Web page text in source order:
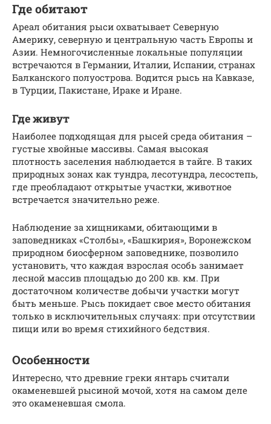
Где обитают
Ареал обитания рыси охватывает Северную
Америку, северную и центральную часть Европы и
Азии. Немногочисленные локальные популяции
встречаются в Германии, Италии, Испании, странах
Балканского полуострова. Водится рысь на Кавказе,
в Турции, Пакистане, Ираке и Иране.
Где живут
Наиболее подходящая для рысей среда обитания –
густые хвойные массивы. Самая высокая
плотность заселения наблюдается в тайге. В таких
природных зонах как тундра, лесотундра, лесостепь,
где преобладают открытые участки, животное
встречается значительно реже.
Наблюдение за хищниками, обитающими в
заповедниках «Столбы», «Башкирия», Воронежском
природном биосферном заповеднике, позволило
установить, что каждая взрослая особь занимает
лесной массив площадью до 200 кв. км. При
достаточном количестве добычи участки могут
быть меньше. Рысь покидает свое место обитания
только в исключительных случаях: при отсутствии
пищи или во время стихийного бедствия.
Особенности
Интересно, что древние греки янтарь считали
окаменевшей рысиной мочой, хотя на самом деле
это окаменевшая смола.